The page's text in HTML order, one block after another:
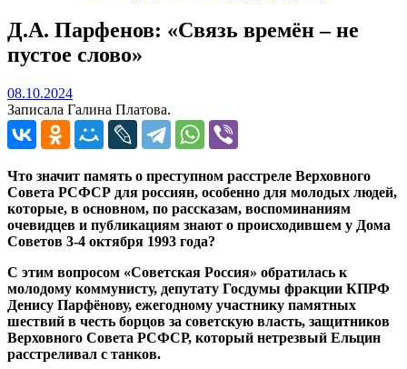
Д.А. Парфенов: «Связь времён – не
пустое слово»
08.10.202408.10.2024
Записала Галина Платова.
Что значит память о преступном расстреле Верховного
Совета РСФСР для россиян, особенно для молодых людей,
которые, в основном, по рассказам, воспоминаниям
очевидцев и публикациям знают о происходившем у Дома
Советов 3-4 октября 1993 года?
С этим вопросом «Советская Россия» обратилась к
молодому коммунисту, депутату Госдумы фракции КПРФ
Денису Парфёнову, ежегодному участнику памятных
шествий в честь борцов за советскую власть, защитников
Верховного Совета РСФСР, который нетрезвый Ельцин
расстреливал с танков.